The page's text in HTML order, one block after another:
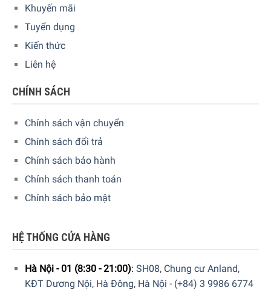
Ca để trộn có nắp, dung tích 1,4 lít, có vạch chia được
làm bằng TritanTM không chứa BPA. Ca có tay cầm tiện
dụng, có thể được rửa trong máy rửa chén.
Cối xay dung tích: 0,5 lít, làm bằng TritanTM không có
BPA, lưỡi hình chữ S, có thể được rửa trong máy rửa
Xay cầm tay: thân làm bằng inox, lưỡi dao làm bằng
inox.
Tay nghiền: thân máy được làm bằng nhựa, lưỡi dao
được làm bằng nhựa màu xám.
Khuyến mãi
Tuyển dụng
Kiến thức
Liên hệ
CHÍNH SÁCH
Chính sách vận chuyển
Chính sách đổi trả
Chính sách bảo hành
Chính sách thanh toán
Chính sách bảo mật
HỆ THỐNG CỬA HÀNG
Hà Nội - 01 (8:30 - 21:00): SH08, Chung cư Anland,
KĐT Dương Nội, Hà Đông, Hà Nội - (+84) 3 9986 6774